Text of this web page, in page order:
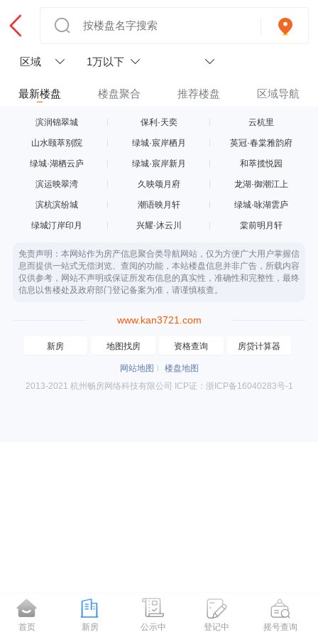
区域 1万以下
最新楼盘 楼盘聚合 推荐楼盘 区域导航
滨润锦翠城 保利·天奕 云杭里
山水颐萃别院 绿城·宸岸栖月 英冠·春棠雅韵府
绿城·湖栖云庐 绿城·宸岸新月 和萃揽悦园
滨运映翠湾 久映颂月府 龙湖·御潮江上
滨杭滨纷城 潮语映月轩 绿城·咏湖雲庐
绿城汀岸印月 兴耀·沐云川 棠前明月轩
免责声明：本网站作为房产信息聚合类导航网站，仅为方便广大用户掌握信
息而提供一站式无偿浏览、查阅的功能，本站楼盘信息并非广告，所载内容
仅供参考，网站不声明或保证所发布信息的真实性，准确性和完整性，最终
信息以售楼处及政府部门登记备案为准，请谨慎核查。
www.kan3721.com
新房 地图找房 资格查询 房贷计算器
网站地图
楼盘地图
2013-2021 杭州畅房网络科技有限公司 ICP证：浙ICP备16040283号-1
首页 新房 公示中 登记中 摇号查询